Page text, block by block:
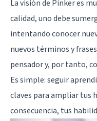
La visión de Pinker es
calidad, uno debe
intentando conocer
nuevos términos y
pensador y, por tanto,
Es simple: seguir
claves para ampliar tus
consecuencia, tus